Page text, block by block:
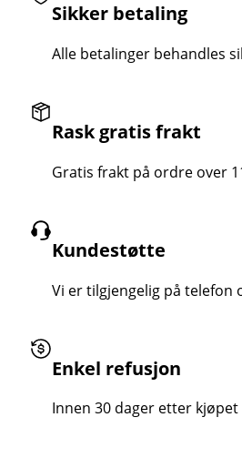
Sikker betaling
Alle betalinger behandles
Rask gratis frakt
Gratis frakt på ordre over
Kundestøtte
Vi er tilgjengelig på telefon
Enkel refusjon
Innen 30 dager etter kjøpet